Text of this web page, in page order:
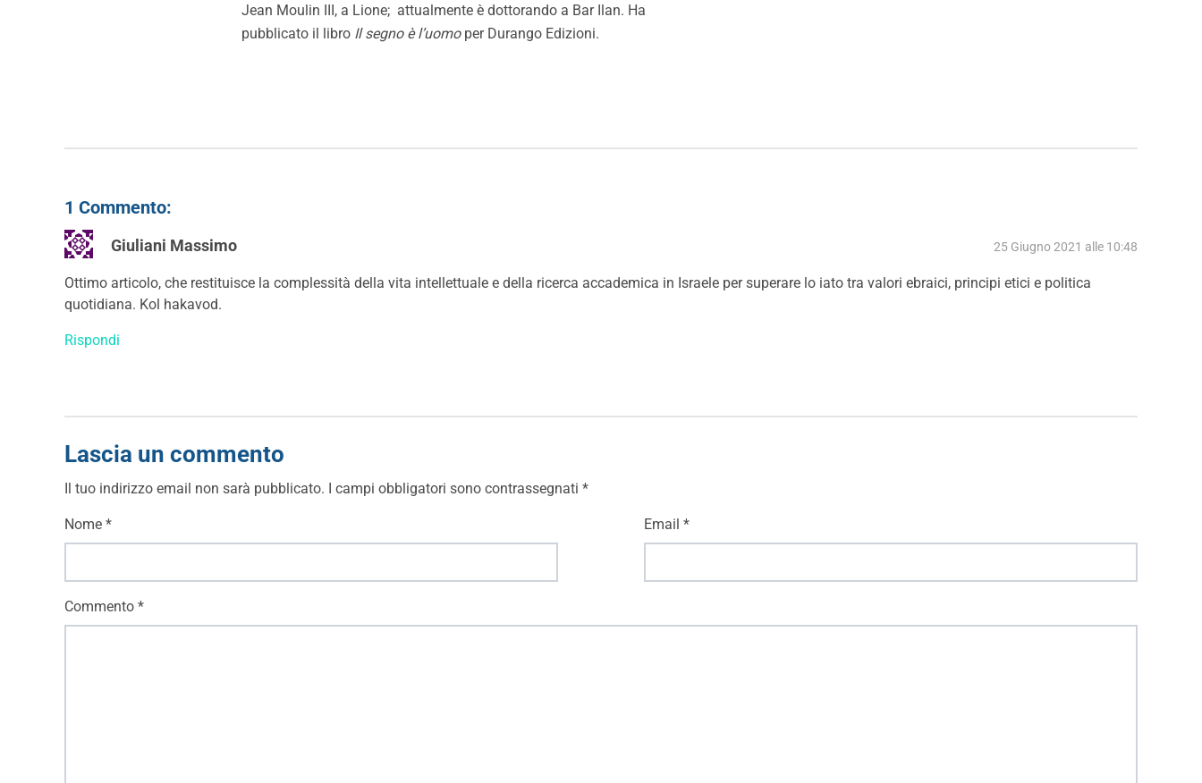
Jean Moulin III, a Lione; attualmente è dottorando a Bar Ilan. Ha
pubblicato il libro Il segno è l’uomoper Durango Edizioni.
1 Commento:
Giuliani Massimo 25 Giugno 2021 alle 10:48
Ottimo articolo, che restituisce la complessità della vita intellettuale e della ricerca accademica in Israele per superare lo iato tra valori ebraici, principi etici e politica
quotidiana. Kol hakavod.
Rispondi
Lascia un commento
Il tuo indirizzo email non sarà pubblicato. I campi obbligatori sono contrassegnati *
Commento *
Nome * Email *